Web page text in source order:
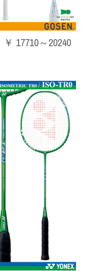
￥ 17710～20240